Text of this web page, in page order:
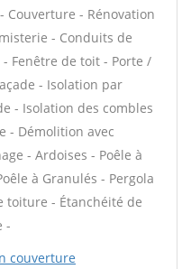
- Rénovation
- Conduits de
Fenêtre de toit - Porte /
- Isolation par
- Isolation des combles
- Démolition avec
- Ardoises - Poêle à
à Granulés - Pergola
toiture - Étanchéité de
-
couverture